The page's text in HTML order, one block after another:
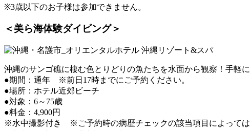
※3歳以下のお子様は参加できません。
＜美ら海体験ダイビング＞
沖縄のサンゴ礁に棲む色とりどりの魚たちを水面から観察！手軽
●期間：通年 ※前日17時までにご予約ください。
●場所：ホテル近郊ビーチ
●対象：6～75歳
●料金：4,900円
※水中撮影付き ※ご予約時の病歴チェックの該当項目によっては